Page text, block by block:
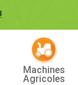
!
Machines
Agricoles